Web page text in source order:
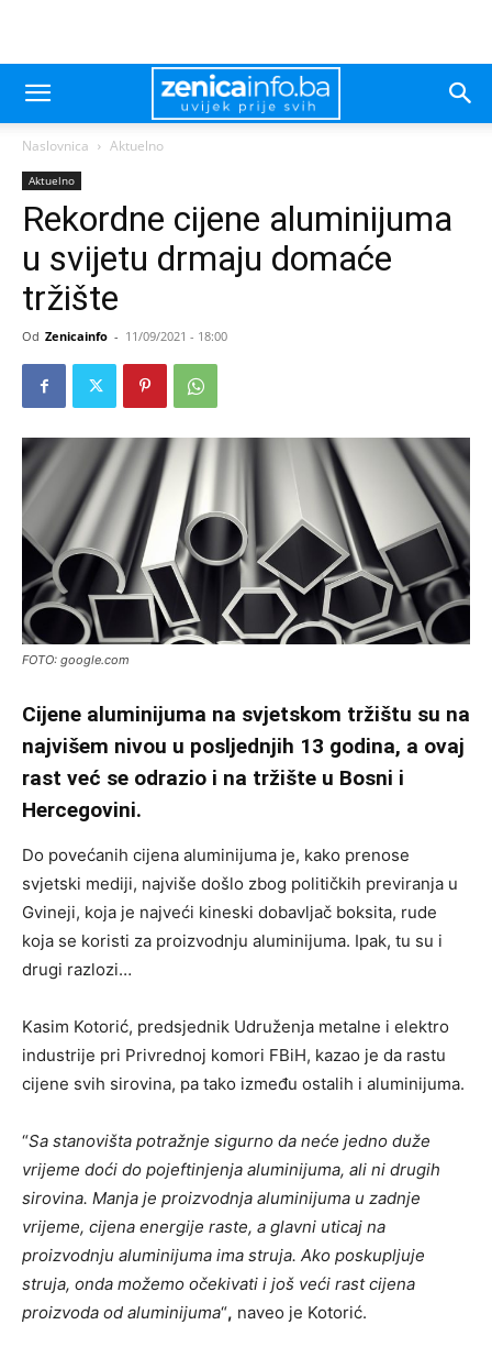
Naslovnica Aktuelno
Aktuelno
Rekordne cijene aluminijuma
u svijetu drmaju domaće
tržište
Od Zenicainfo - 11/09/2021 - 18:00
FOTO: google.com
Cijene aluminijuma na svjetskom tržištu su na
najvišem nivou u posljednjih 13 godina, a ovaj
rast već se odrazio i na tržište u Bosni i
Hercegovini.
Do povećanih cijena aluminijuma je, kako prenose
svjetski mediji, najviše došlo zbog političkih previranja u
Gvineji, koja je najveći kineski dobavljač boksita, rude
koja se koristi za proizvodnju aluminijuma. Ipak, tu su i
drugi razlozi…
Kasim Kotorić, predsjednik Udruženja metalne i elektro
industrije pri Privrednoj komori FBiH, kazao je da rastu
cijene svih sirovina, pa tako između ostalih i aluminijuma.
“Sa stanovišta potražnje sigurno da neće jedno duže
vrijeme doći do pojeftinjenja aluminijuma, ali ni drugih
sirovina. Manja je proizvodnja aluminijuma u zadnje
vrijeme, cijena energije raste, a glavni uticaj na
proizvodnju aluminijuma ima struja. Ako poskupljuje
struja, onda možemo očekivati i još veći rast cijena
proizvoda od aluminijuma“, naveo je Kotorić.